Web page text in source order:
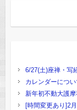
6/27(土)座禅・写
カレンダーについ
新年初不動大護
[時間変更あり]2